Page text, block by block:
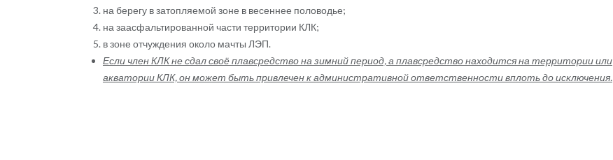
на берегу в затопляемой зоне в весеннее половодье;
на заасфальтированной части территории КЛК;
в зоне отчуждения около мачты ЛЭП.
Если член КЛК не сдал своё плавсредство на зимний период, а плавсредство находится на территории или
акватории КЛК, он может быть привлечен к административной ответственности вплоть до исключения.